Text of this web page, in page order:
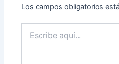
Los campos obligatorios
aquí...